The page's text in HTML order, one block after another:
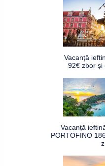
Vacanță
92€ zbor și
Vacanță
PORTOFINO